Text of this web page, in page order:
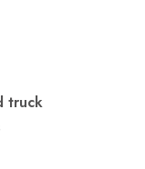
truck